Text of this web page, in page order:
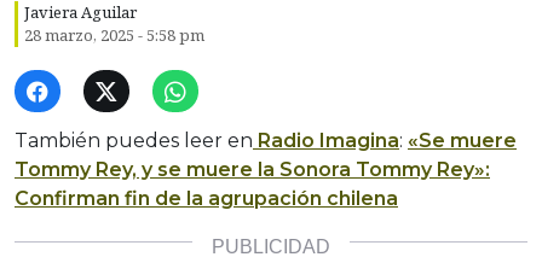
Javiera Aguilar
28 marzo, 2025 - 5:58 pm
También puedes leer en Radio Imagina: «Se muere
Tommy Rey, y se muere la Sonora Tommy Rey»:
Confirman fin de la agrupación chilena